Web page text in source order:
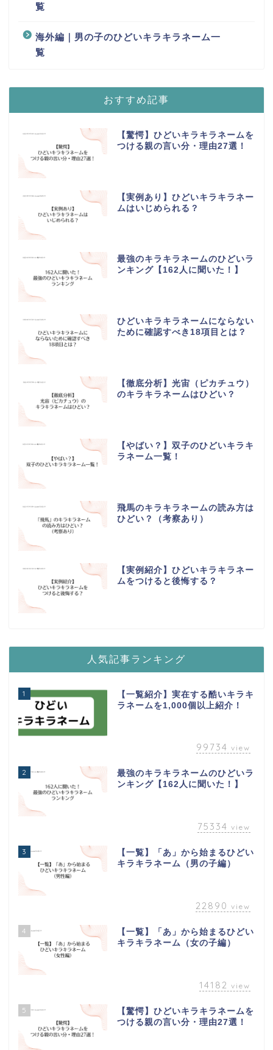
覧
海外編｜男の子のひどいキラキラネーム一
覧
おすすめ記事
【驚愕】ひどいキラキラネームを
つける親の言い分・理由27選！
【実例あり】ひどいキラキラネー
ムはいじめられる？
最強のキラキラネームのひどいラ
ンキング【162人に聞いた！】
ひどいキラキラネームにならない
ために確認すべき18項目とは？
【徹底分析】光宙（ピカチュウ）
のキラキラネームはひどい？
【やばい？】双子のひどいキラキ
ラネーム一覧！
飛馬のキラキラネームの読み方は
ひどい？（考察あり）
【実例紹介】ひどいキラキラネー
ムをつけると後悔する？
人気記事ランキング
1
【一覧紹介】実在する酷いキラキ
ラネームを1,000個以上紹介！
99734 view
2
最強のキラキラネームのひどいラ
ンキング【162人に聞いた！】
75334 view
3
【一覧】「あ」から始まるひどい
キラキラネーム（男の子編）
22890 view
4
【一覧】「あ」から始まるひどい
キラキラネーム（女の子編）
14182 view
5
【驚愕】ひどいキラキラネームを
つける親の言い分・理由27選！